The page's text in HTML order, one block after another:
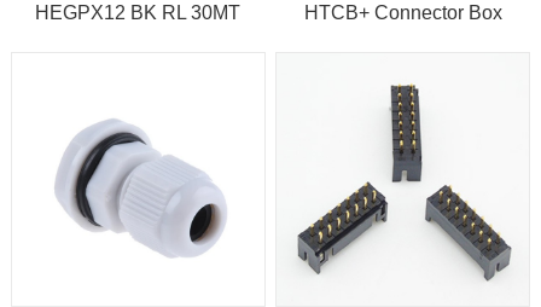
HEGPX12 BK RL 30MT HTCB+ Connector Box